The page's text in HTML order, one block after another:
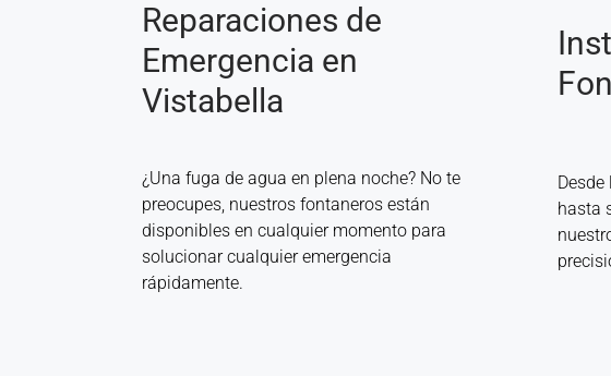
Reparaciones de
Emergencia en
Vistabella
¿Una fuga de agua en plena noche? No te
preocupes, nuestros fontaneros están
disponibles en cualquier momento para
solucionar cualquier emergencia
rápidamente.
hasta